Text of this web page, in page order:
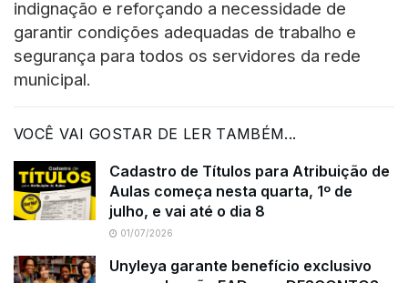
indignação e reforçando a necessidade de
garantir condições adequadas de trabalho e
segurança para todos os servidores da rede
municipal.
VOCÊ VAI GOSTAR DE LER TAMBÉM...
Cadastro de Títulos para Atribuição de
Aulas começa nesta quarta, 1º de
julho, e vai até o dia 8
01/07/2026
Unyleya garante benefício exclusivo